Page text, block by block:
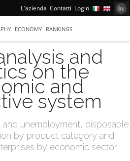
L'azienda Contatti Login
ECONOMY RANKINGS
and
on the
and
system
unemployment, disposable
by product category and
by economic sector